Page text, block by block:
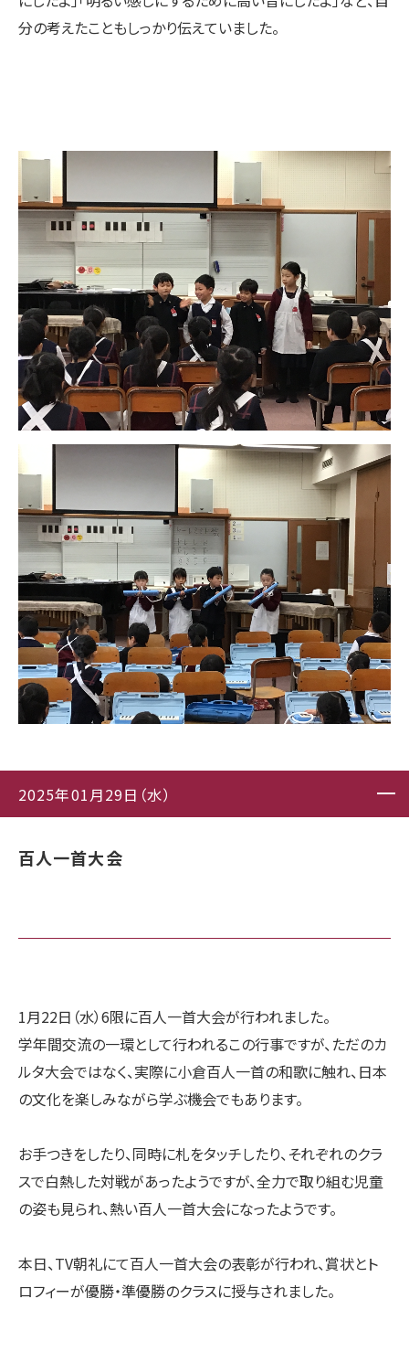
分の考えたこともしっかり伝えていました。
2025年01月29日（水）
百人一首大会
1月22日（水）6限に百人一首大会が行われました。
学年間交流の一環として行われるこの行事ですが、ただのカ
ルタ大会ではなく、実際に小倉百人一首の和歌に触れ、日本
の文化を楽しみながら学ぶ機会でもあります。
お手つきをしたり、同時に札をタッチしたり、それぞれのクラ
スで白熱した対戦があったようですが、全力で取り組む児童
の姿も見られ、熱い百人一首大会になったようです。
本日、TV朝礼にて百人一首大会の表彰が行われ、賞状とト
ロフィーが優勝・準優勝のクラスに授与されました。